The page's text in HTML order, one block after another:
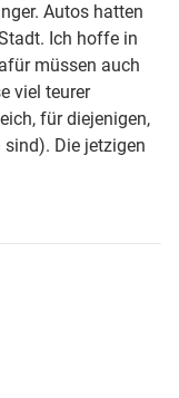
Autos hatten
Ich hoffe in
müssen auch
viel teurer
für diejenigen,
Die jetzigen